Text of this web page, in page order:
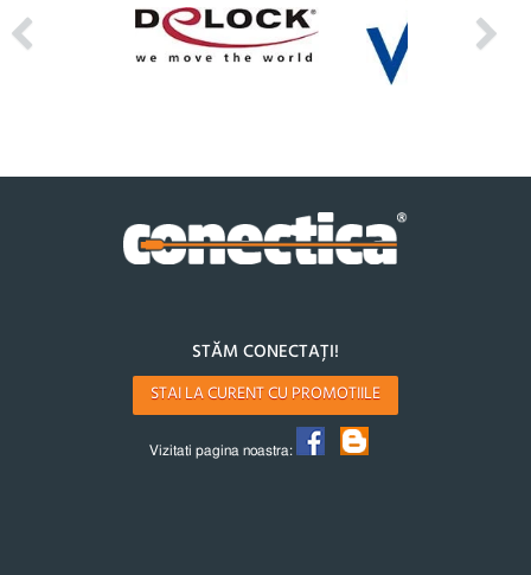
STĂM CONECTAȚI!
STAI LA CURENT CU PROMOTIILE
Vizitati pagina noastra: